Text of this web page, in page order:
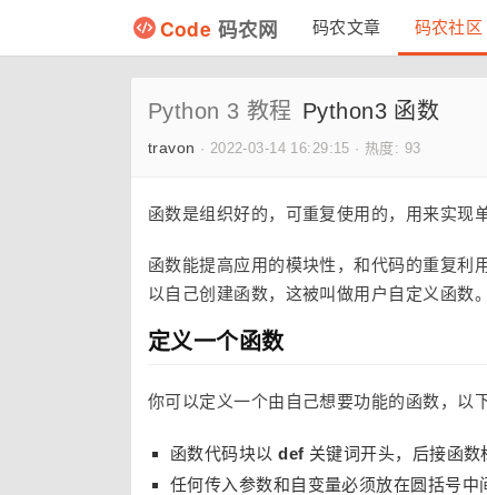
Code 码农网 码农文章 码农社区
Python 3 教程 Python3 函数
travon · 2022-03-14 16:29:15 · 热度: 93
函数是组织好的，可重复使用的，用来实现
函数能提高应用的模块性，和代码的重复利
以自己创建函数，这被叫做用户自定义函数。
定义一个函数
你可以定义一个由自己想要功能的函数，以
函数代码块以def 关键词开头，后接函
任何传入参数和自变量必须放在圆括号中